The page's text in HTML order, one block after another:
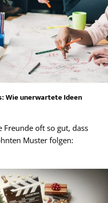
Wie unerwartete Ideen
Freunde oft so gut, dass
Muster folgen: